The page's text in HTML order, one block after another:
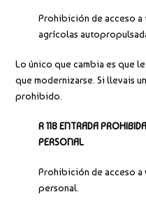
Prohibición de acceso a
agrícolas
Lo único que cambia es que
que modernizarse. Si llevais
prohibido.
R 118 ENTRADA
PERSONAL
Prohibición de acceso
personal.